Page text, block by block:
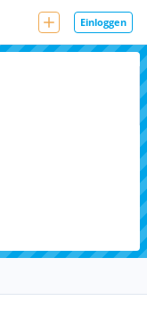
Einloggen